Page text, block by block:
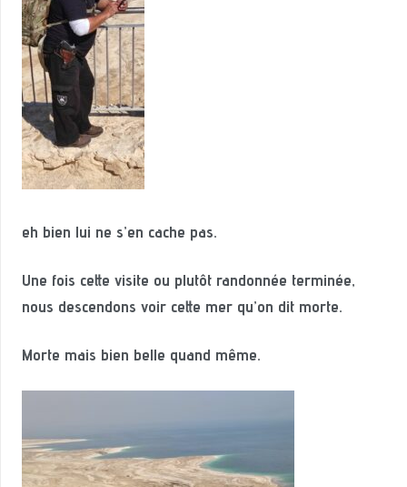
eh bien lui ne s’en cache pas.
Une fois cette visite ou plutôt randonnée terminée,
nous descendons voir cette mer qu’on dit morte.
Morte mais bien belle quand même.